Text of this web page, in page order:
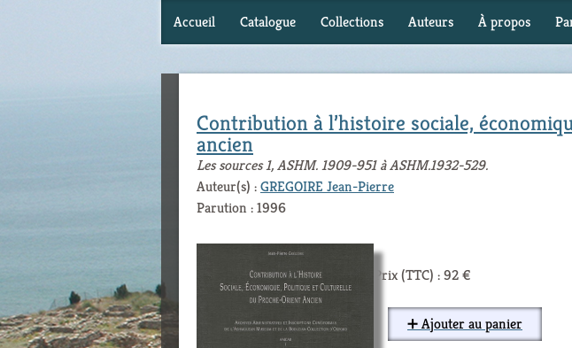
Accueil Catalogue Collections Auteurs À propos
Contribution à l’histoire sociale,
ancien
Les sources 1, ASHM. 1909-951 à ASHM.1932-529.
Auteur(s) :GREGOIRE Jean-Pierre
Parution : 1996
Prix (TTC) : 92 €
➕ Ajouter au panier